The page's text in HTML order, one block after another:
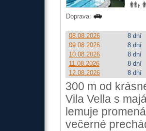
Doprava:
08.08.2026
8 dní
09.08.2026
8 dní
10.08.2026
8 dní
11.08.2026
8 dní
12.08.2026
8 dní
300 m od
Vila Vella s
lemuje
večerné